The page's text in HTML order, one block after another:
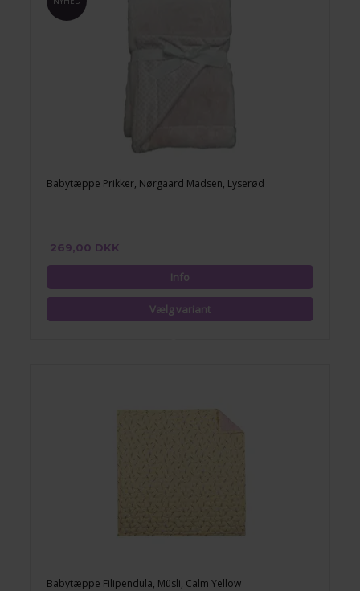
Babytæppe Prikker, Nørgaard Madsen, Lyserød
269,00 DKK
Babytæppe Filipendula, Müsli, Calm Yellow